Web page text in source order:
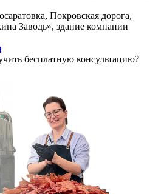
Покровская дорога,
Заводь», здание компании
бесплатную консультацию?